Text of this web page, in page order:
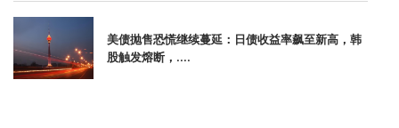
美债抛售恐慌继续蔓延：日债收益率飙至新高，韩
股触发熔断，....